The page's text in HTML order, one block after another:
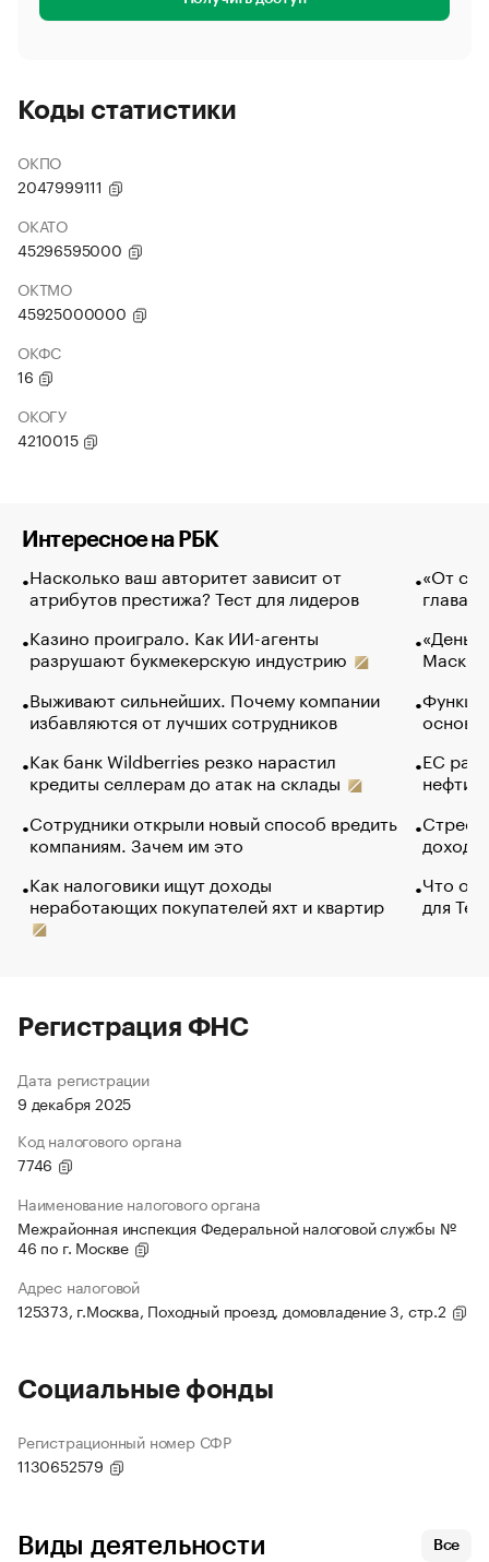
Коды статистики
ОКПО
2047999111
ОКАТО
45296595000
ОКТМО
45925000000
ОКФС
16
ОКОГУ
4210015
Интересное на РБК
Насколько ваш авторитет зависит от
атрибутов престижа? Тест для лидеров
Казино проиграло. Как ИИ-агенты
разрушают букмекерскую индустрию
Выживают сильнейших. Почему компании
избавляются от лучших сотрудников
Как банк Wildberries резко нарастил
кредиты селлерам до атак на склады
Сотрудники открыли новый способ вредить
компаниям. Зачем им это
Как налоговики ищут доходы
неработающих покупателей яхт и квартир
«От
глава
Маск в
основ
ЕС
нефти
Что
для
Регистрация ФНС
Дата регистрации
9 декабря 2025
Код налогового органа
7746
Наименование налогового органа
Межрайонная инспекция Федеральной налоговой службы №
46 по г. Москве
Адрес налоговой
125373, г.Москва, Походный проезд, домовладение 3, стр.2
Социальные фонды
Регистрационный номер СФР
1130652579
Виды деятельности Все